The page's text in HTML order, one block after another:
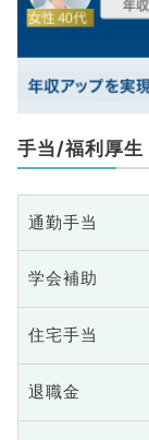
手当/福利厚生
通勤手当
学会補助
住宅手当
退職金